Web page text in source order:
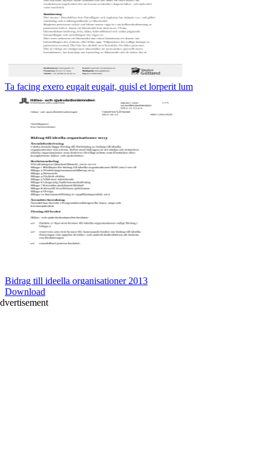
Ta facing exero eugait eugait, quisl et lorperit lum
Bidrag till ideella organisationer 2013
Download